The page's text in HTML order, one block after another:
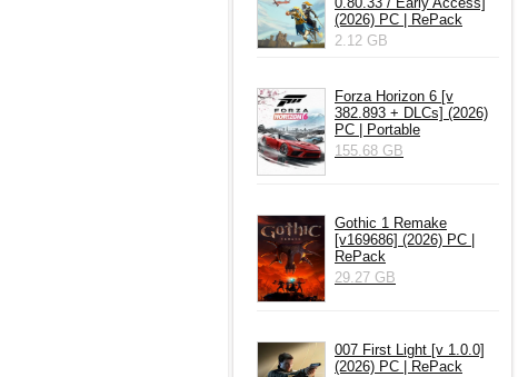
(2026) PC | RePack
2.12 GB
Forza Horizon 6 [v
382.893 + DLCs] (2026)
PC | Portable
155.68 GB
Gothic 1 Remake
[v169686] (2026) PC |
RePack
29.27 GB
007 First Light [v 1.0.0]
(2026) PC | RePack